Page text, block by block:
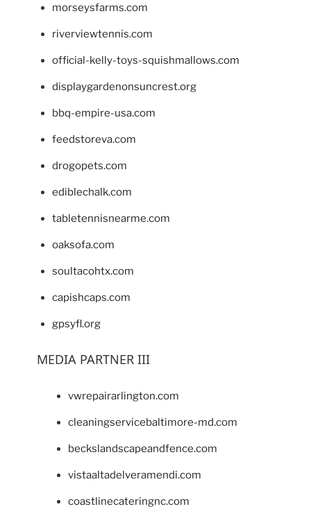
morseysfarms.com
riverviewtennis.com
official-kelly-toys-squishmallows.com
displaygardenonsuncrest.org
bbq-empire-usa.com
feedstoreva.com
drogopets.com
ediblechalk.com
tabletennisnearme.com
oaksofa.com
soultacohtx.com
capishcaps.com
gpsyfl.org
MEDIA PARTNER III
vwrepairarlington.com
cleaningservicebaltimore-md.com
beckslandscapeandfence.com
vistaaltadelveramendi.com
coastlinecateringnc.com